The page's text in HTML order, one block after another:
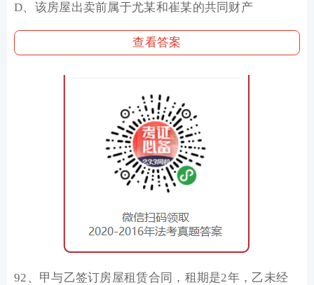
D、该房屋出卖前属于尤某和崔某的共同财产
查看答案
92、甲与乙签订房屋租赁合同，租期是2年，乙未经